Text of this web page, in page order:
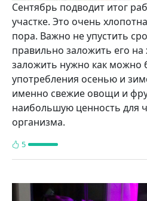
Сентябрь подводит итог
участке. Это очень
пора. Важно не упустить
правильно заложить его
заложить нужно как можно
употребления осе­нью и
именно свежие ово­щи и
наибольшую ценность для
организма.
5